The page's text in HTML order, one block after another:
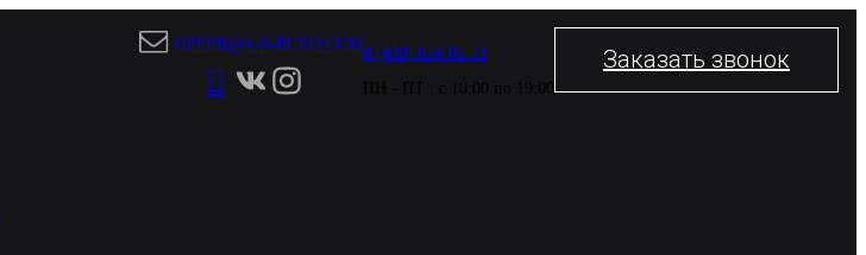
OFFER@A-S-BURO.COM8 (499) 674-06-71
ПН - ПТ : с 10:00 по 19:00
Заказать звонок